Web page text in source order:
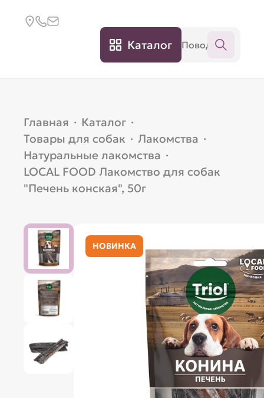
Каталог
Главная · Каталог ·
Товары для собак · Лакомства ·
Натуральные лакомства ·
LOCAL FOOD Лакомство для собак
"Печень конская", 50г
НОВИНКА